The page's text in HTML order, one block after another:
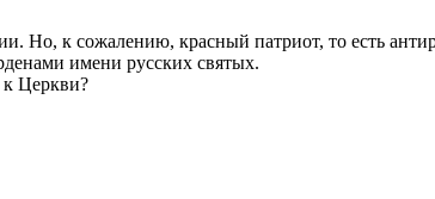
Но, к сожалению, красный патриот, то есть
имени русских святых.
к Церкви?